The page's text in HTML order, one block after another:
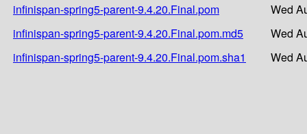
infinispan-spring5-parent-9.4.20.Final.pom
Wed
infinispan-spring5-parent-9.4.20.Final.pom.md5
Wed
infinispan-spring5-parent-9.4.20.Final.pom.sha1
Wed